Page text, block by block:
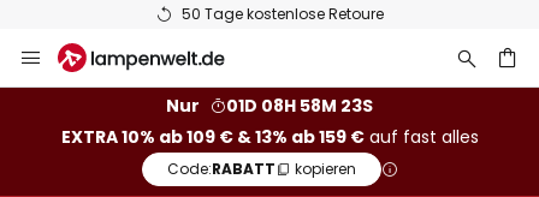
50 Tage kostenlose Retoure
Inhalt
Nur
01D 08H 58M 23S
EXTRA 10% ab 109 € & 13% ab 159 €auf fast alles
Code:RABATT kopieren